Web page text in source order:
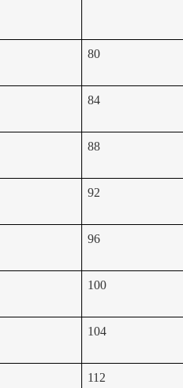
80
84
88
92
96
100
104
112